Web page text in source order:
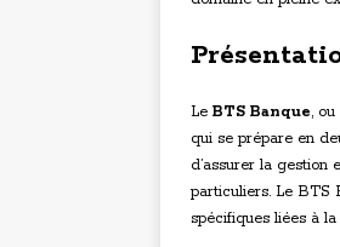
Le BTS Banque,
qui se prépare en
d’assurer la gestion
particuliers. Le BTS
spécifiques liées à